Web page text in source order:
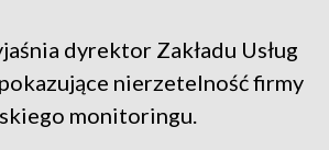
dyrektor Zakładu Usług
nierzetelność firmy
monitoringu.